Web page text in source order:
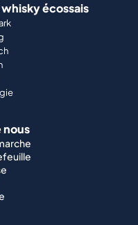
écossais
nous